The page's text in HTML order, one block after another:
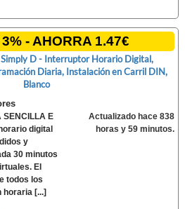
- AHORRA 1.47€
D - Interruptor Horario Digital,
Diaria, Instalación en Carril DIN,
Blanco
SENCILLA E
digital
y
30 minutos
El
todos los
horaria [...]
Actualizado hace 838
horas y 59 minutos.